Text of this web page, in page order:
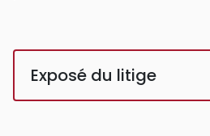
Exposé du litige